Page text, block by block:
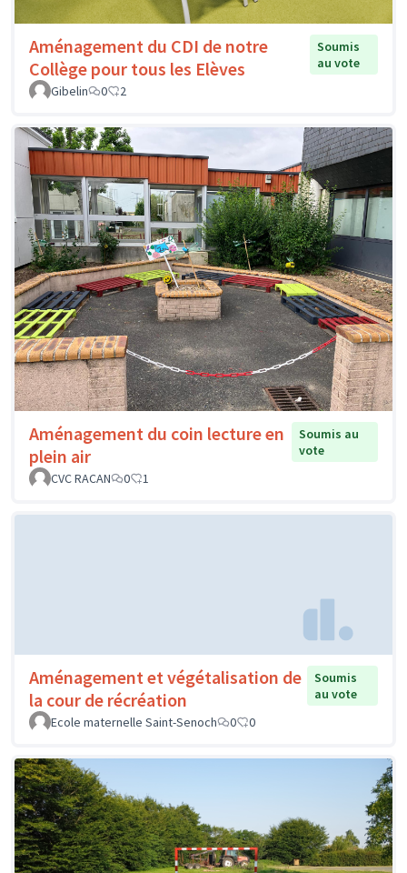
Aménagement du CDI de notre
Collège pour tous les Elèves
Soumis
au vote
Gibelin
0 2
Aménagement du coin lecture en
plein air
Soumis au
vote
CVC RACAN
0 1
Aménagement et végétalisation de
la cour de récréation
Soumis
au vote
Ecole maternelle Saint-Senoch
0 0